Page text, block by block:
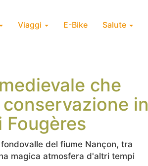
Viaggi E-Bike Salute
che
in
Fougères
del fiume Nançon, tra
magica atmosfera d'altri tempi